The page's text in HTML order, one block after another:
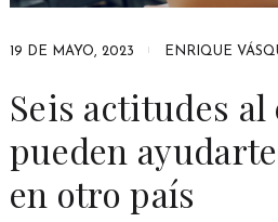
19 DE MAYO, 2023 ENRIQUE
Seis actitudes
pueden
en otro país